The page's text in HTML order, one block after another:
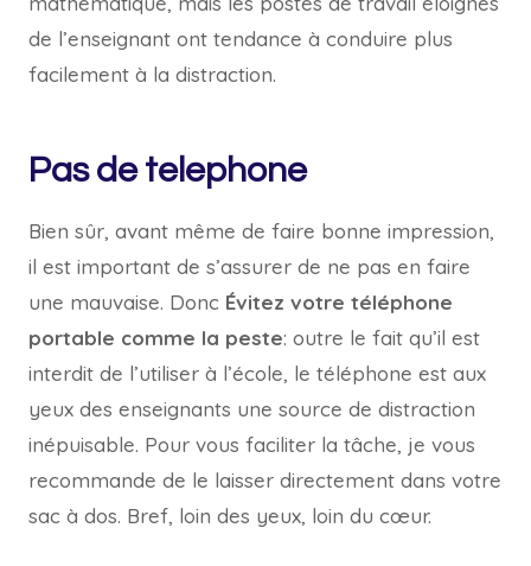
de l’enseignant ont tendance à conduire plus
facilement à la distraction.
Pas de telephone
Bien sûr, avant même de faire bonne impression,
il est important de s’assurer de ne pas en faire
une mauvaise. Donc Évitez votre téléphone
portable comme la peste: outre le fait qu’il est
interdit de l’utiliser à l’école, le téléphone est aux
yeux des enseignants une source de distraction
inépuisable. Pour vous faciliter la tâche, je vous
recommande de le laisser directement dans votre
sac à dos. Bref, loin des yeux, loin du cœur.